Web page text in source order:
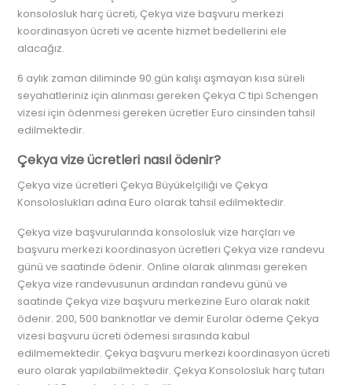
konsolosluk harç ücreti, Çekya vize başvuru merkezi
koordinasyon ücreti ve acente hizmet bedellerini ele
alacağız.
6 aylık zaman diliminde 90 gün kalışı aşmayan kısa süreli
seyahatleriniz için alınması gereken Çekya C tipi Schengen
vizesi için ödenmesi gereken ücretler Euro cinsinden tahsil
edilmektedir.
Çekya vize ücretleri nasıl ödenir?
Çekya vize ücretleri Çekya Büyükelçiliği ve Çekya
Konsoloslukları adına Euro olarak tahsil edilmektedir.
Çekya vize başvurularında konsolosluk vize harçları ve
başvuru merkezi koordinasyon ücretleri Çekya vize randevu
günü ve saatinde ödenir. Online olarak alınması gereken
Çekya vize randevusunun ardından randevu günü ve
saatinde Çekya vize başvuru merkezine Euro olarak nakit
ödenir. 200, 500 banknotlar ve demir Eurolar ödeme Çekya
vizesi başvuru ücreti ödemesi sırasında kabul
edilmemektedir. Çekya başvuru merkezi koordinasyon ücreti
euro olarak yapılabilmektedir. Çekya Konsolosluk harç tutarı